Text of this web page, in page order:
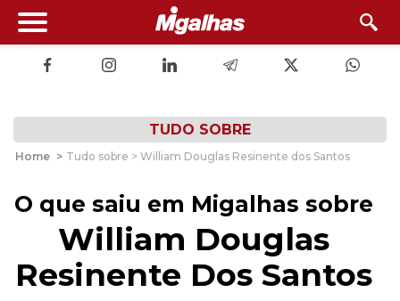
TUDO SOBRE
Home > Tudo sobre > William Douglas Resinente dos Santos
O que saiu em Migalhas sobre
William Douglas
Resinente Dos Santos